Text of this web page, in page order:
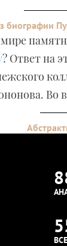
биографии
? Ответ на
Во